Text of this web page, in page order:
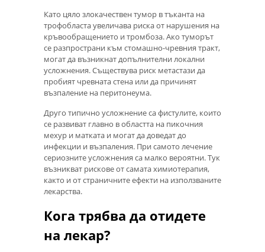
Като цяло злокачествен тумор в тъканта на
трофобласта увеличава риска от нарушения на
кръвообращението и тромбоза. Ако туморът
се разпространи към стомашно-чревния тракт,
могат да възникнат допълнителни локални
усложнения. Съществува риск метастази да
пробият чревната стена или да причинят
възпаление на перитонеума.
Друго типично усложнение са фистулите, които
се развиват главно в областта на пикочния
мехур и матката и могат да доведат до
инфекции и възпаления. При самото лечение
сериозните усложнения са малко вероятни. Тук
възникват рискове от самата химиотерапия,
както и от страничните ефекти на използваните
лекарства.
Кога трябва да отидете
на лекар?